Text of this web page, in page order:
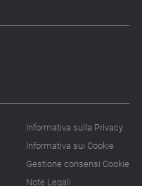
Informativa sulla Privacy
Informativa sui Cookie
Gestione consensi Cookie
Note Legali